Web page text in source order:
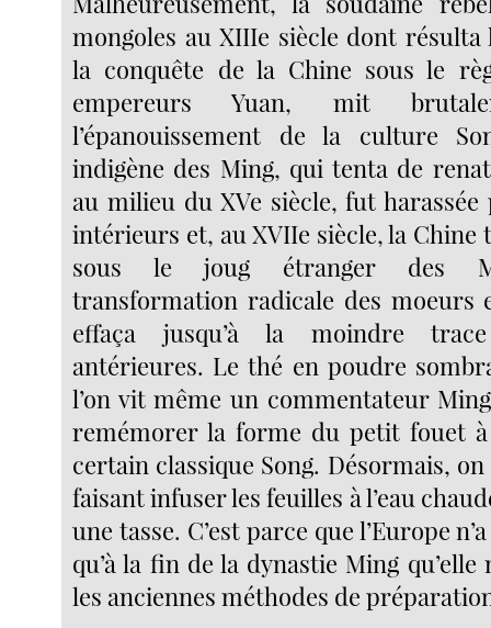
mongoles au XIIIe siècle dont résulta
la conquête de la Chine sous le
empereurs Yuan, mit
l’épanouissement de la culture
indigène des Ming, qui tenta de
au milieu du XVe siècle, fut
intérieurs et, au XVIIe siècle, la Chine
sous le joug étranger des
transformation radicale des moeurs
effaça jusqu’à la moindre
antérieures. Le thé en poudre
l’on vit même un commentateur
remémorer la forme du petit fouet
certain classique Song. Désormais,
faisant infuser les feuilles à l’eau
une tasse. C’est parce que l’Europe
qu’à la fin de la dynastie Ming qu’elle
les anciennes méthodes de